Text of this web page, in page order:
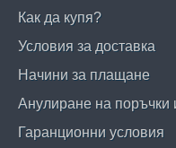
Как да купя?
Условия за доставка
Начини за плащане
Анулиране на поръчки
Гаранционни условия